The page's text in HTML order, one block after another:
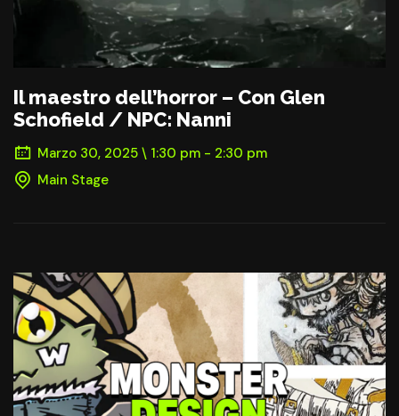
Il maestro dell’horror – Con Glen
Schofield / NPC: Nanni
Marzo 30, 2025 \ 1:30 pm - 2:30 pm
Main Stage